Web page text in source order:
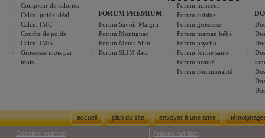
Compteur de calories
Calcul poids idéal
Calcul IMC
Courbe de poids
Calcul IMG
Grossesse mois par
mois
FORUM PREMIUM
Forum Savoir Maigrir
Forum Montignac
Forum MentalSlim
Forum SLIM data
Forum minceur
Forum cuisine
Forum grossesse
Forum maman bébé
Forum psycho
Forum forme santé
Forum beauté
Forum communauté
accueil plan du site envoyer à une amie
Dossiers nutrition
Articles nutrition